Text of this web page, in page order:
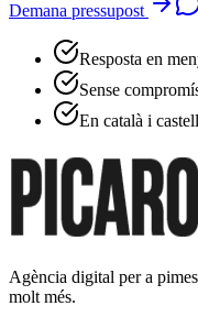
Demana pressupost
Resposta en
Sense
En català i
Agència digital per a
molt més.